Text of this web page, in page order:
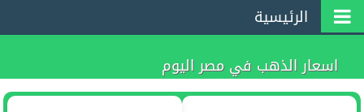
الرئيسية
اسعار الذهب في مصر اليوم